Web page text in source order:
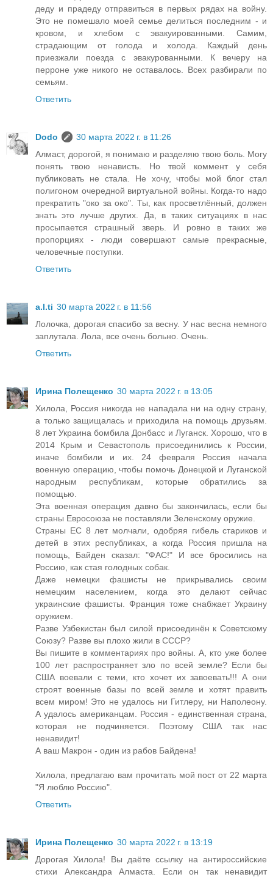
деду и прадеду отправиться в первых рядах на войну.
Это не помешало моей семье делиться последним - и
кровом, и хлебом с эвакуированными. Самим,
страдающим от голода и холода. Каждый день
приезжали поезда с эвакурованными. К вечеру на
перроне уже никого не оставалось. Всех разбирали по
семьям.
Ответить
Dodo
30 марта 2022 г. в 11:26
Алмаст, дорогой, я понимаю и разделяю твою боль. Могу
понять твою ненависть. Но твой коммент у себя
публиковать не стала. Не хочу, чтобы мой блог стал
полигоном очередной виртуальной войны. Когда-то надо
прекратить "око за око". Ты, как просветлённый, должен
знать это лучше других. Да, в таких ситуациях в нас
просыпается страшный зверь. И ровно в таких же
пропорциях - люди совершают самые прекрасные,
человечные поступки.
Ответить
a.l.ti 30 марта 2022 г. в 11:56
Лолочка, дорогая спасибо за весну. У нас весна немного
заплутала. Лола, все очень больно. Очень.
Ответить
Ирина Полещенко 30 марта 2022 г. в 13:05
Хилола, Россия никогда не нападала ни на одну страну,
а только защищалась и приходила на помощь друзьям.
8 лет Украина бомбила Донбасс и Луганск. Хорошо, что в
2014 Крым и Севастополь присоединились к России,
иначе бомбили и их. 24 февраля Россия начала
военную операцию, чтобы помочь Донецкой и Луганской
народным республикам, которые обратились за
помощью.
Эта военная операция давно бы закончилась, если бы
страны Евросоюза не поставляли Зеленскому оружие.
Страны ЕС 8 лет молчали, одобряя гибель стариков и
детей в этих республиках, а когда Россия пришла на
помощь, Байден сказал: "ФАС!" И все бросились на
Россию, как стая голодных собак.
Даже немецки фашисты не прикрывались своим
немецким населением, когда это делают сейчас
украинские фашисты. Франция тоже снабжает Украину
оружием.
Разве Узбекистан был силой присоединён к Советскому
Союзу? Разве вы плохо жили в СССР?
Вы пишите в комментариях про войны. А, кто уже более
100 лет распространяет зло по всей земле? Если бы
США воевали с теми, кто хочет их завоевать!!! А они
строят военные базы по всей земле и хотят править
всем миром! Это не удалось ни Гитлеру, ни Наполеону.
А удалось американцам. Россия - единственная страна,
которая не подчиняется. Поэтому США так нас
ненавидит!
А ваш Макрон - один из рабов Байдена!
Хилола, предлагаю вам прочитать мой пост от 22 марта
"Я люблю Россию".
Ответить
Ирина Полещенко 30 марта 2022 г. в 13:19
Дорогая Хилола! Вы даёте ссылку на антироссийские
стихи Александра Алмаста. Если он так ненавидит